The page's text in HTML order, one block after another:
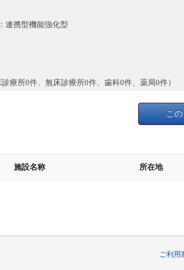
連携型機能強化型
療所0件、無床診療所0件、歯科0件、薬局0件）
こ
施設名称 所在地
ご利用